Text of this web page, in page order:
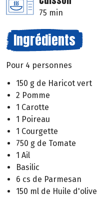
75 min
Ingrédients
Pour 4 personnes
150 g de Haricot vert
2 Pomme
1 Carotte
1 Poireau
1 Courgette
750 g de Tomate
1 Ail
Basilic
6 cs de Parmesan
150 ml de Huile d'olive